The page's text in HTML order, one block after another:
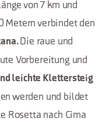
von 7 km und
Metern verbindet den
Die raue und
Vorbereitung und
leichte Klettersteig
werden und bildet
Rosetta nach Cima